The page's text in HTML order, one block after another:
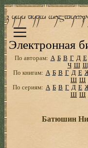
Электронная
По авторам: А Б В Г Д Е
Ч Ш
По книгам: А Б В Г Д Е
Ш Щ
По сериям: А Б В Г Д Е
Ш Щ
Батюшин